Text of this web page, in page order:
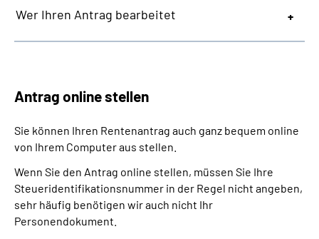
Wer Ihren Antrag bearbeitet
Antrag online stellen
Sie können Ihren Rentenantrag auch ganz bequem online
von Ihrem Computer aus stellen.
Wenn Sie den Antrag online stellen, müssen Sie Ihre
Steueridentifikationsnummer in der Regel nicht angeben,
sehr häufig benötigen wir auch nicht Ihr
Personendokument.